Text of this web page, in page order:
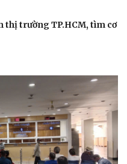
thị trường TP.HCM, tìm cơ